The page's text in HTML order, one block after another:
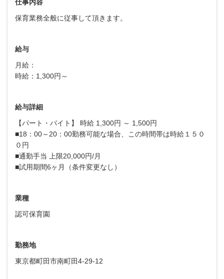
仕事内容
保育業務全般に従事して頂きます。
給与
月給：
時給：1,300円～
給与詳細
【パート・バイト】 時給 1,300円 ～ 1,500円
■18：00～20：00勤務可能な場合、この時間帯は時給１５０
０円
■通勤手当 上限20,000円/月
■試用期間6ヶ月（条件変更なし）
業種
認可保育園
勤務地
東京都町田市南町田4-29-12